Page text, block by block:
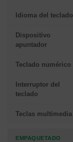
Idioma del teclado
Dispositivo
apuntador
Teclado numérico
Interruptor del
teclado
Teclas multimedia
EMPAQUETADO